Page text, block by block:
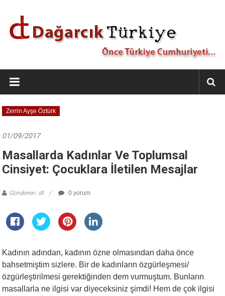
Dağarcık
Türkiye
Önce
Türkiye
Zerrin Ayşe Öztürk
01/09/2017
Masallarda Kadınlar Ve Toplumsal
Cinsiyet: Çocuklara İletilen Mesajlar
Gönderen: dt 0 yorum
Kadının adından, kadının özne olmasından daha önce
bahsetmiştim sizlere. Bir de kadınların özgürleşmesi/
özgürleştirilmesi gerektiğinden dem vurmuştum. Bunların
masallarla ne ilgisi var diyeceksiniz şimdi! Hem de çok ilgisi